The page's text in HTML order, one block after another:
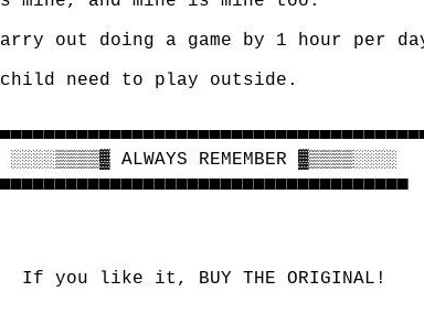
out doing a game by 1 hour per
need to play outside.
░░░░▒▒▒▒▓ ALWAYS REMEMBER ▓▒▒▒▒░░░░
If you like it, BUY THE ORIGINAL!